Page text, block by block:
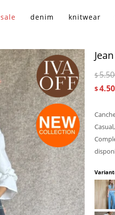
sale denim knitwear
$
$